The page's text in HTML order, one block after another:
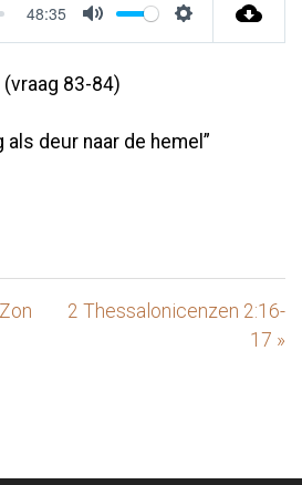
48:35
Mute Settings
(vraag 83-84)
als deur naar de hemel”
2 Thessalonicenzen 2:16-
17 »